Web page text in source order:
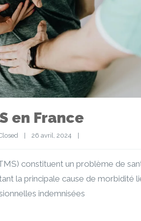
en France
| 26 avril, 2024 |
constituent un problème de
la principale cause de morbidité
indemnisées